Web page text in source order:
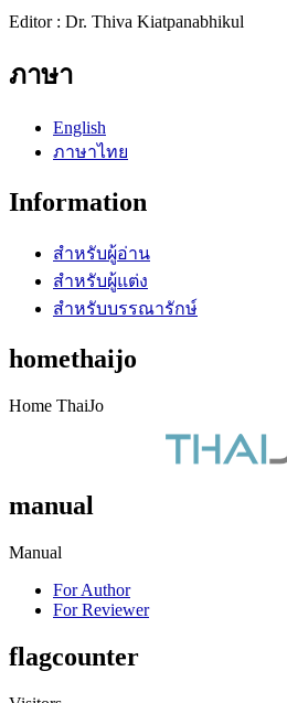
Editor : Dr. Thiva Kiatpanabhikul
ภาษา
English
ภาษาไทย
Information
สำหรับผู้อ่าน
สำหรับผู้แต่ง
สำหรับบรรณารักษ์
homethaijo
Home ThaiJo
manual
Manual
For Author
For Reviewer
flagcounter